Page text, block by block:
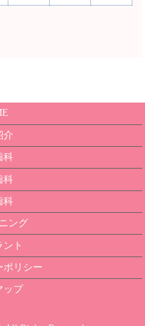
介
科
科
科
ング
ント
ポリシー
ップ